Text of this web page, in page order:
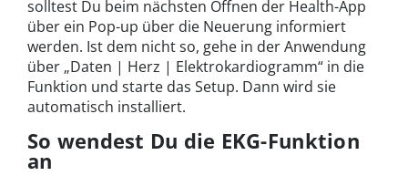
solltest Du beim nächsten Öffnen der Health-App
über ein Pop-up über die Neuerung informiert
werden. Ist dem nicht so, gehe in der Anwendung
über „Daten | Herz | Elektrokardiogramm“ in die
Funktion und starte das Setup. Dann wird sie
automatisch installiert.
So wendest Du die EKG-Funktion
an